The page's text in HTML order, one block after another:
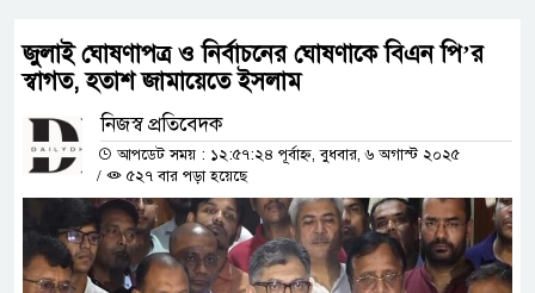
জুলাই ঘোষণাপত্র ও নির্বাচনের ঘোষণাকে বিএন পি’র
স্বাগত, হতাশ জামায়েতে ইসলাম
নিজস্ব প্রতিবেদক
আপডেট সময় : ১২:৫৭:২৪ পূর্বাহ্ন, বুধবার, ৬ অগাস্ট ২০২৫
/
৫২৭ বার পড়া হয়েছে